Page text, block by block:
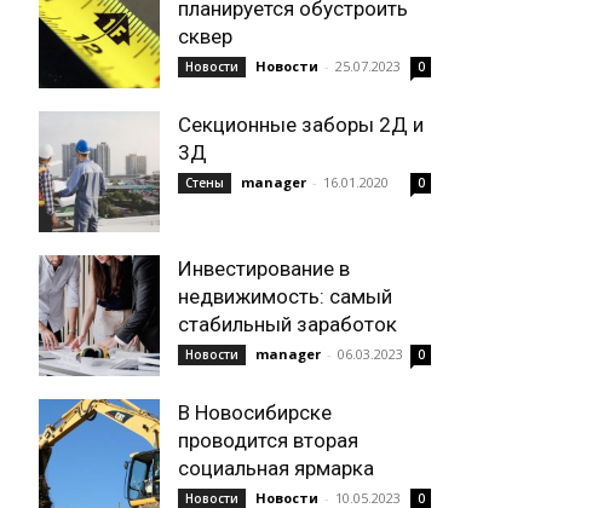
планируется обустроить
сквер
Новости Новости - 25.07.2023 0
Секционные заборы 2Д и
3Д
Стены manager - 16.01.2020 0
Инвестирование в
недвижимость: самый
стабильный заработок
Новости manager - 06.03.2023 0
В Новосибирске
проводится вторая
социальная ярмарка
Новости Новости - 10.05.2023 0